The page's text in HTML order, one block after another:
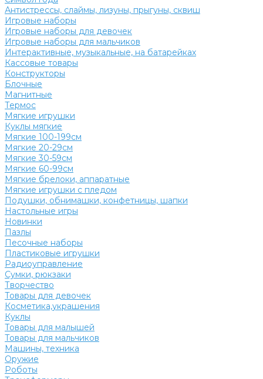
Антистрессы, слаймы, лизуны, прыгуны, сквиш
Игровые наборы
Игровые наборы для девочек
Игровые наборы для мальчиков
Интерактивные, музыкальные, на батарейках
Кассовые товары
Конструкторы
Блочные
Магнитные
Термос
Мягкие игрушки
Куклы мягкие
Мягкие 100-199см
Мягкие 20-29см
Мягкие 30-59см
Мягкие 60-99см
Мягкие брелоки, аппаратные
Мягкие игрушки с пледом
Подушки, обнимашки, конфетницы, шапки
Настольные игры
Новинки
Пазлы
Песочные наборы
Пластиковые игрушки
Радиоуправление
Сумки, рюкзаки
Творчество
Товары для девочек
Косметика,украшения
Куклы
Товары для малышей
Товары для мальчиков
Машины, техника
Оружие
Роботы